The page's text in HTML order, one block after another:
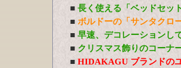
■ 長く使える「ベッドセッ
■ ボルドーの「サンタクロ
■ 早速、デコレーションし
■ クリスマス飾りのコーナ
■ HIDAKAGU ブランドの